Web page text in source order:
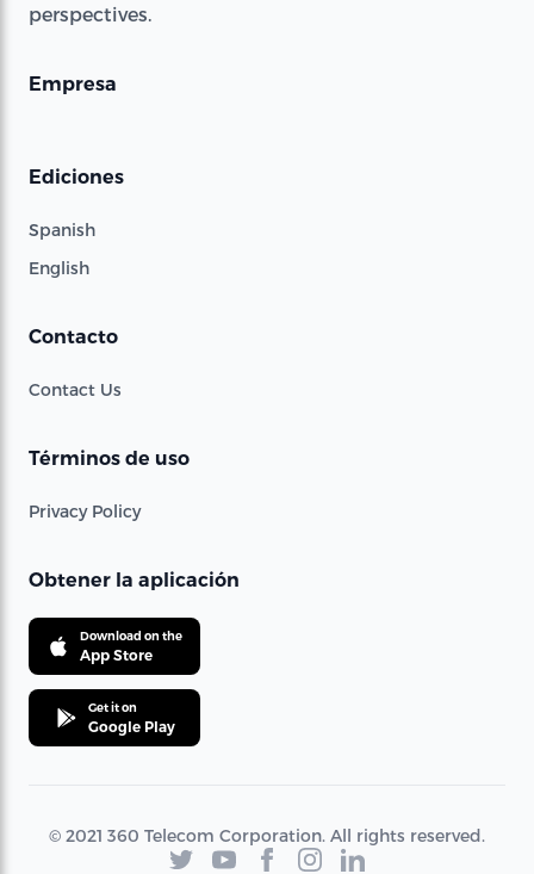
perspectives.
Empresa
Ediciones
Spanish
English
Contacto
Contact Us
Términos de uso
Privacy Policy
Obtener la aplicación
Download on the
App Store
Get it on
Google Play
© 2021 360 Telecom Corporation. All rights reserved.